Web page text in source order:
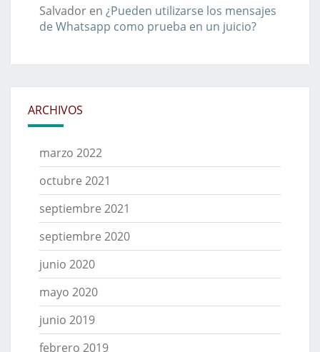
Salvador en ¿Pueden utilizarse los mensajes
de Whatsapp como prueba en un juicio?
ARCHIVOS
marzo 2022
octubre 2021
septiembre 2021
septiembre 2020
junio 2020
mayo 2020
junio 2019
febrero 2019